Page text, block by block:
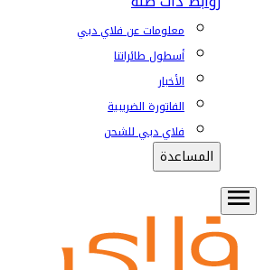
معلومات عن فلاي دبي
أسطول طائراتنا
الأخبار
الفاتورة الضريبية
فلاي دبي للشحن
المساعدة